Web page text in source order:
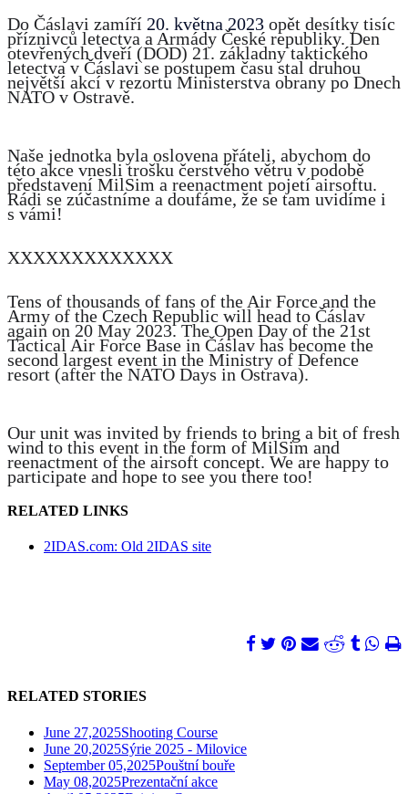
Do Čáslavi zamíří 20. května 2023 opět desítky tisíc
příznivců letectva a Armády České republiky. Den
otevřených dveří (DOD) 21. základny taktického
letectva v Čáslavi se postupem času stal druhou
největší akcí v rezortu Ministerstva obrany po Dnech
NATO v Ostravě.
Naše jednotka byla oslovena přáteli, abychom do
této akce vnesli trošku čerstvého větru v podobě
představení MilSim a reenactment pojetí airsoftu.
Rádi se zúčastníme a doufáme, že se tam uvidíme i
s vámi!
XXXXXXXXXXXXX
Tens of thousands of fans of the Air Force and the
Army of the Czech Republic will head to Čáslav
again on 20 May 2023. The Open Day of the 21st
Tactical Air Force Base in Čáslav has become the
second largest event in the Ministry of Defence
resort (after the NATO Days in Ostrava).
Our unit was invited by friends to bring a bit of fresh
wind to this event in the form of MilSim and
reenactment of the airsoft concept. We are happy to
participate and hope to see you there too!
RELATED LINKS
2IDAS.com: Old 2IDAS site
RELATED STORIES
June 27,2025Shooting Course
June 20,2025Sýrie 2025 - Milovice
September 05,2025Pouštní bouře
May 08,2025Prezentační akce